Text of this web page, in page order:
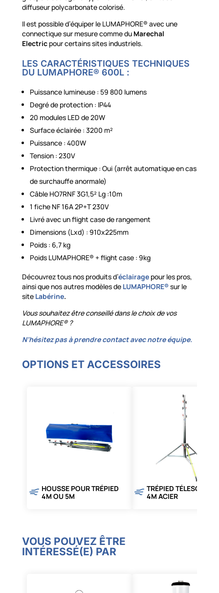
diffuseur polycarbonate colorisé.
Il est possible d’équiper le LUMAPHORE® avec une
connectique sur mesure comme du Marechal
Electricpour certains sites industriels.
LES CARACTÉRISTIQUES TECHNIQUES
DU LUMAPHORE® 600L :
Puissance lumineuse : 59 800 lumens
Degré de protection : IP44
20 modules LED de 20W
Surface éclairée : 3200 m²
Puissance : 400W
Tension : 230V
Protection thermique : Oui (arrêt automatique en cas
de surchauffe anormale)
Câble HO7RNF 3G1,5² Lg :10m
1 fiche NF 16A 2P+T 230V
Livré avec un flight case de rangement
Dimensions (Lxd) : 910x225mm
Poids : 6,7 kg
Poids LUMAPHORE® + flight case : 9kg
Découvrez tous nos produits d’éclairagepour les pros,
ainsi que nos autres modèles de LUMAPHORE®sur le
siteLabérine.
Vous souhaitez être conseillé dans le choix de vos
LUMAPHORE® ?
N’hésitez pas à prendre contact avec notre équipe.
OPTIONS ET ACCESSOIRES
HOUSSE POUR TRÉPIED
4M OU 5M
TRÉPIED
4M ACIER
VOUS POUVEZ ÊTRE
INTÉRESSÉ(E) PAR